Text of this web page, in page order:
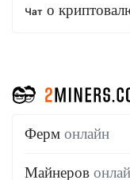
Чат о
Ферм онлайн
Майнеров